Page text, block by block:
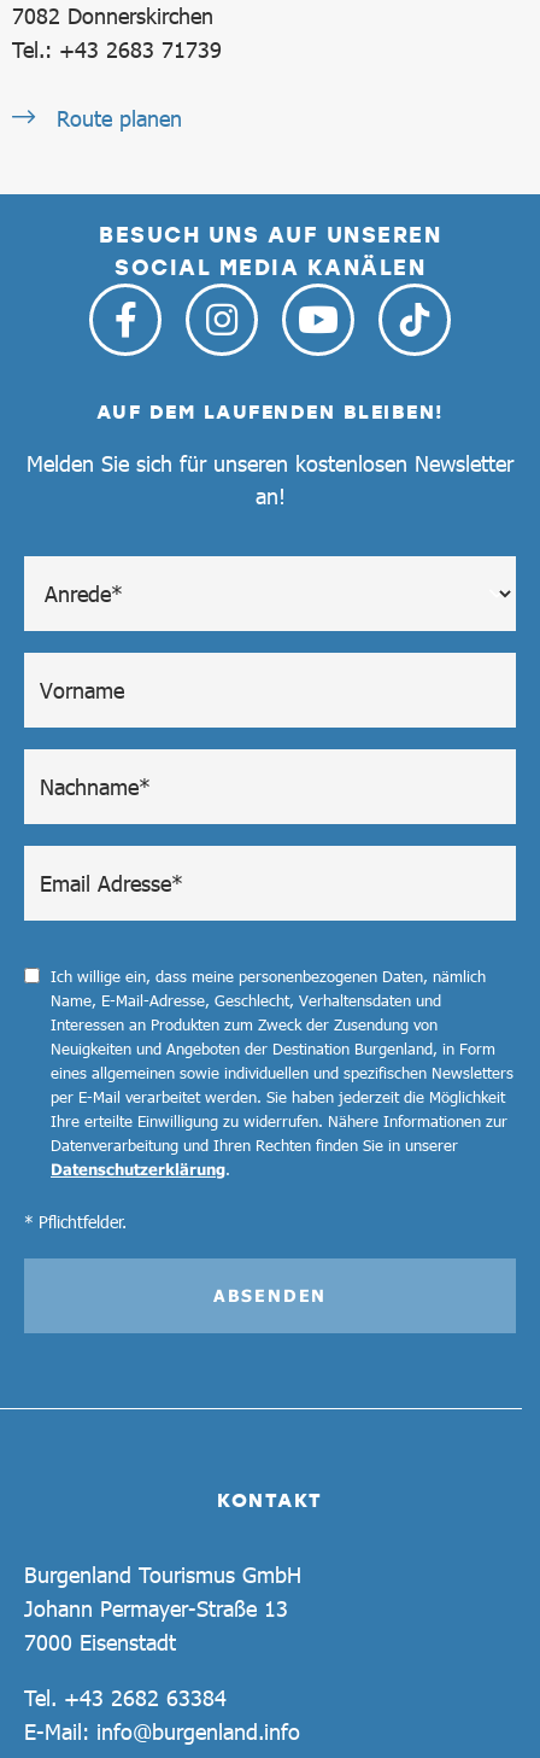
7082 Donnerskirchen
Tel.: +43 2683 71739
Route planen
BESUCH UNS AUF UNSEREN
SOCIAL MEDIA KANÄLEN
KONTAKT
Burgenland Tourismus GmbH
Johann Permayer-Straße 13
7000 Eisenstadt
Tel. +43 2682 63384
E-Mail: info@burgenland.info
AUF DEM LAUFENDEN BLEIBEN!
Melden Sie sich für unseren kostenlosen Newsletter
an!
Ich willige ein, dass meine personenbezogenen Daten, nämlich
Name, E-Mail-Adresse, Geschlecht, Verhaltensdaten und
Interessen an Produkten zum Zweck der Zusendung von
Neuigkeiten und Angeboten der Destination Burgenland, in Form
eines allgemeinen sowie individuellen und spezifischen Newsletters
per E-Mail verarbeitet werden. Sie haben jederzeit die Möglichkeit
Ihre erteilte Einwilligung zu widerrufen. Nähere Informationen zur
Datenverarbeitung und Ihren Rechten finden Sie in unserer
Datenschutzerklärung.
* Pflichtfelder.
ABSENDEN